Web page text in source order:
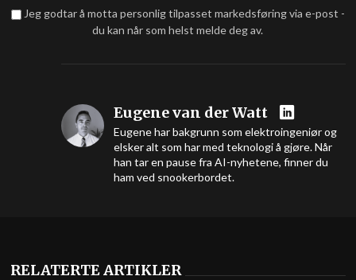
Jeg godtar å motta personlig tilpasset markedsføring via e-post -
du kan når som helst melde deg av.
Eugene van der Watt
Eugene har bakgrunn som elektroingeniør og
elsker alt som har med teknologi å gjøre. Når
han tar en pause fra AI-nyhetene, finner du
ham ved snookerbordet.
RELATERTE ARTIKLER